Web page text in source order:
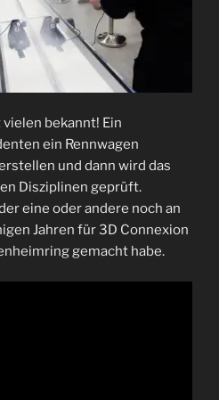
bekannt! Ein
ein Rennwagen
und dann wird das
Disziplinen geprüft.
eine oder andere noch an
Jahren für 3D Connexion
gemacht habe.